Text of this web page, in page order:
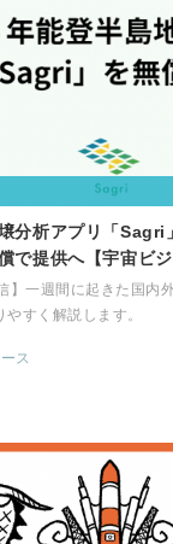
分析アプリ「Sagri
で提供へ【宇宙ビジ
】一週間に起きた国内
すく解説します。
ス